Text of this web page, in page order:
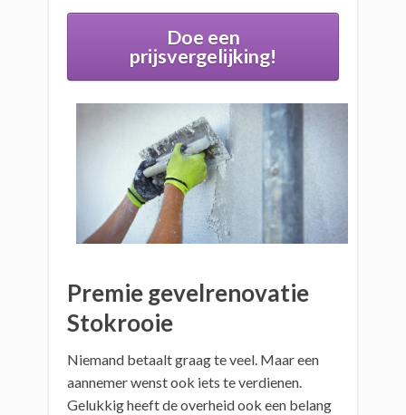
Doe een
prijsvergelijking!
Premie gevelrenovatie
Stokrooie
Niemand betaalt graag te veel. Maar een
aannemer wenst ook iets te verdienen.
Gelukkig heeft de overheid ook een belang